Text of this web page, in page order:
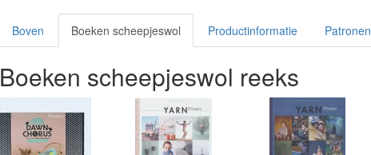
Boven Boeken scheepjeswol Productinformatie Patronen
Boeken scheepjeswol reeks